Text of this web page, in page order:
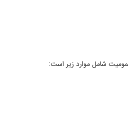
شامل موارد زیر است: